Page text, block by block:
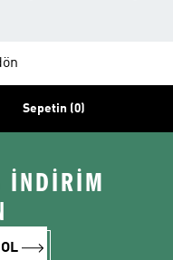
Sepetin (0)
İNDİRİM